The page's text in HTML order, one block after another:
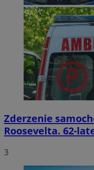
Zderzenie
Roosevelta. 62-
3